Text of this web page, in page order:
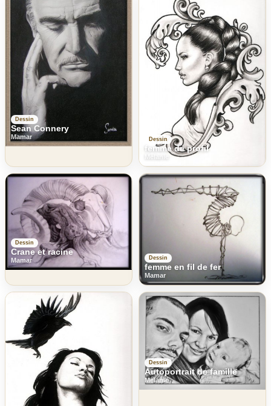
Dessin
Sean Connery
Mamar Dessin
femme de profil
Melanie
Dessin
Crane et racine
Mamar Dessin
femme en fil de fer
Mamar
Dessin
Autoportrait de famille
Melanie